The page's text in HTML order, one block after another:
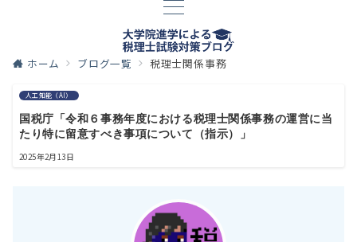
ホーム ブログ一覧 税理士関係事務
人工知能（AI）
国税庁「令和６事務年度における税理士関係事務の運営に当
たり特に留意すべき事項について（指示）」
2025年2月13日